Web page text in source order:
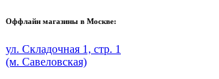
Оффлайн магазины в Москве:
ул. Складочная 1, стр. 1
(м. Савеловская)